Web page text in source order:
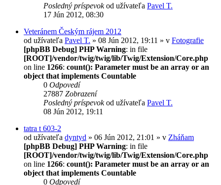
Posledný príspevokod užívateľa Pavel T.
17 Jún 2012, 08:30
Veteránem Českým rájem 2012
od užívateľa Pavel T. » 08 Jún 2012, 19:11 » v Fotografie
[phpBB Debug] PHP Warning: in file
[ROOT]/vendor/twig/twig/lib/Twig/Extension/Core.php
on line 1266: count(): Parameter must be an array or an
object that implements Countable
0 Odpovedí
27887 Zobrazení
Posledný príspevokod užívateľa Pavel T.
08 Jún 2012, 19:11
tatra t 603-2
od užívateľa dyntyd » 06 Jún 2012, 21:01 » v Zháňam
[phpBB Debug] PHP Warning: in file
[ROOT]/vendor/twig/twig/lib/Twig/Extension/Core.php
on line 1266: count(): Parameter must be an array or an
object that implements Countable
0 Odpovedí